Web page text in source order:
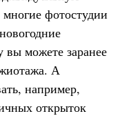
фотостудии
вы можете заранее
А
например,
открыток